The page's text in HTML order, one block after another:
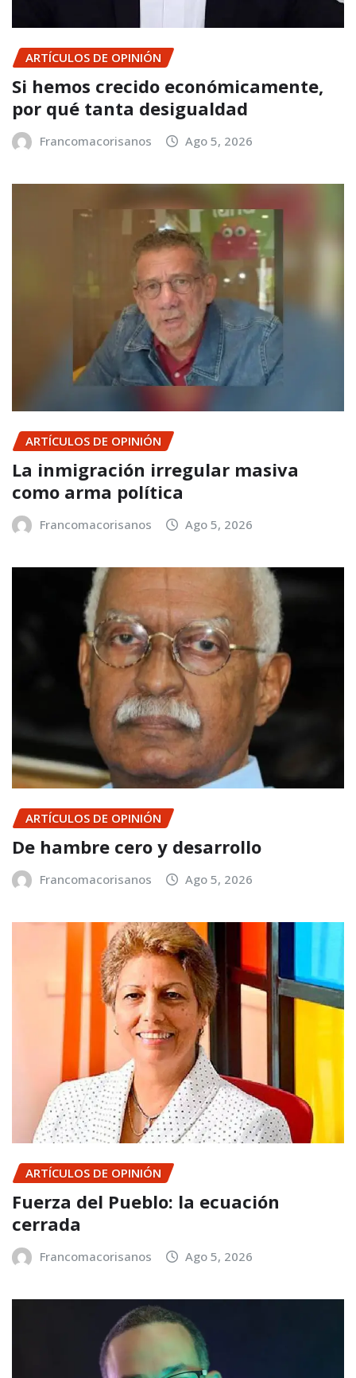
ARTÍCULOS DE OPINIÓN
Si hemos crecido económicamente,
por qué tanta desigualdad
Francomacorisanos Ago 5, 2026
ARTÍCULOS DE OPINIÓN
La inmigración irregular masiva
como arma política
Francomacorisanos Ago 5, 2026
ARTÍCULOS DE OPINIÓN
De hambre cero y desarrollo
Francomacorisanos Ago 5, 2026
ARTÍCULOS DE OPINIÓN
Fuerza del Pueblo: la ecuación
cerrada
Francomacorisanos Ago 5, 2026